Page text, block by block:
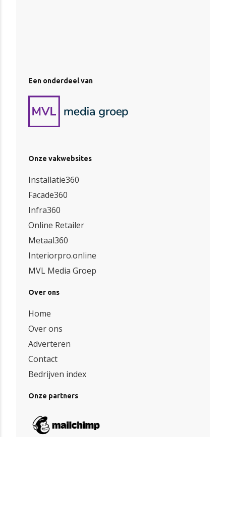
Een onderdeel van
Onze vakwebsites
Installatie360
Facade360
Infra360
Online Retailer
Metaal360
Interiorpro.online
MVL Media Groep
Over ons
Home
Over ons
Adverteren
Contact
Bedrijven index
Onze partners